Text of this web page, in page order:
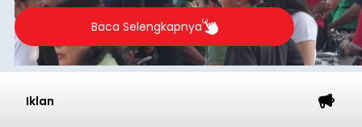
Baca Selengkapnya
Iklan